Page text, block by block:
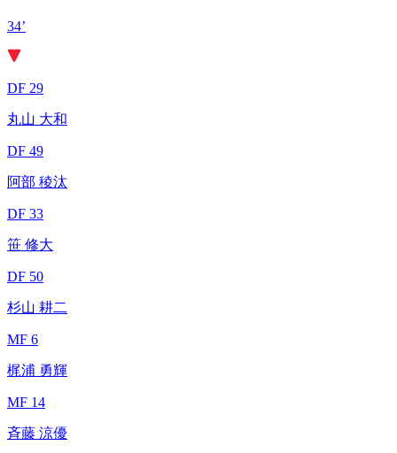
34’
DF 29
丸山 大和
DF 49
阿部 稜汰
DF 33
笹 修大
DF 50
杉山 耕二
MF 6
梶浦 勇輝
MF 14
斉藤 涼優